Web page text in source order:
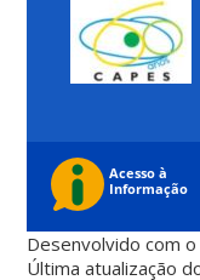
Desenvolvido com
Última atualização